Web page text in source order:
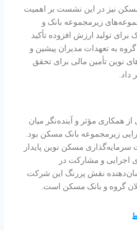
نیز در این نشست بر اهمیت
زیرمجموعه بانک و
تولید ارزش افزوده تأکید
گروه به تعهدات مدیران پیشین و
نوین تأمین مالی برای تحقق
داد.
همکاری مؤثر و آینده‌نگر میان
زیرمجموعه بانک مسکن بود.
مسکن نوین پایدار
اجرایی و مشارکت در
نقش پررنگ این شرکت
گروه و بانک مسکن است.